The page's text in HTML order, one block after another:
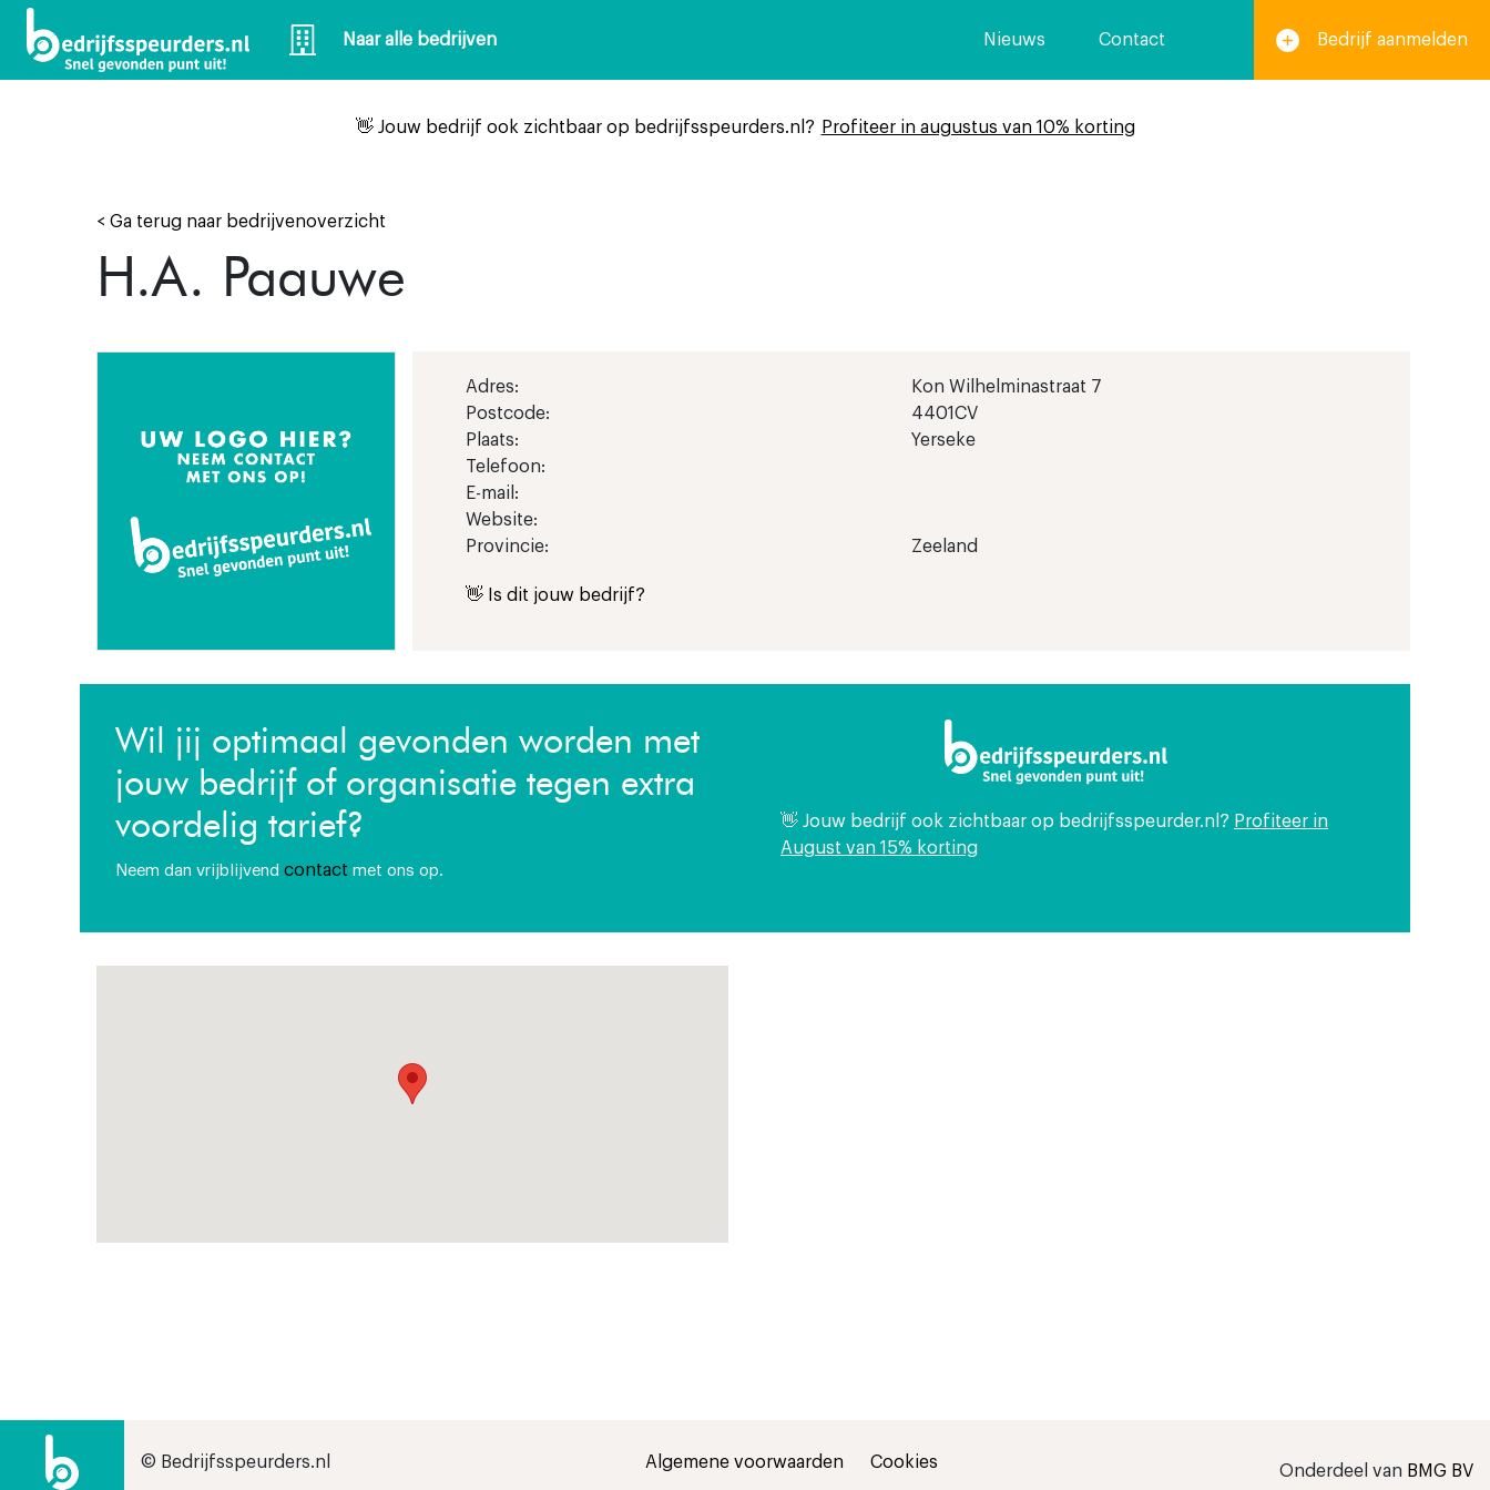
Naar alle bedrijven Nieuws Contact Bedrijf aanmelden
👋 Jouw bedrijf ook zichtbaar op bedrijfsspeurders.nl? Profiteer in augustus van 10% korting
< Ga terug naar bedrijvenoverzicht
H.A. Paauwe
Adres:
Kon Wilhelminastraat 7
Postcode:
4401CV
Plaats:
Yerseke
Telefoon:
E-mail:
Website:
Provincie:
Zeeland
👋 Is dit jouw bedrijf?
Wil jij optimaal gevonden worden met
jouw bedrijf of organisatie tegen extra
voordelig tarief?
Neem dan vrijblijvend contact met ons op.
👋 Jouw bedrijf ook zichtbaar op bedrijfsspeurder.nl? Profiteer in
August van 15% korting
© Bedrijfsspeurders.nl Algemene voorwaarden Cookies Onderdeel van BMG BV